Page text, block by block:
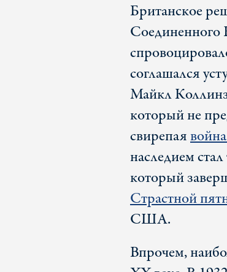
Британское
Соединенного
соглашался
Майкл
который не
свирепая
наследием
который
Страстной
США.
Впрочем,